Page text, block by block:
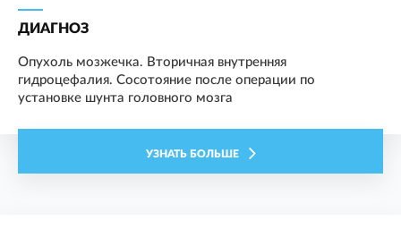
ДИАГНОЗ
Опухоль мозжечка. Вторичная внутренняя
гидроцефалия. Сосотояние после операции по
установке шунта головного мозга
УЗНАТЬ БОЛЬШЕ